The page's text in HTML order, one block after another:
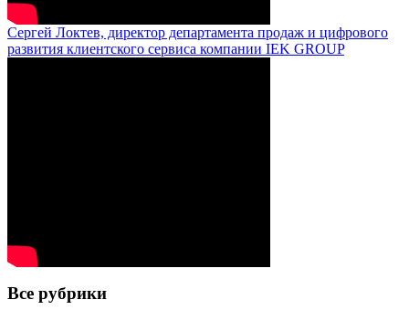
Сергей Локтев, директор департамента продаж и цифрового
развития клиентского сервиса компании IEK GROUP
Все рубрики